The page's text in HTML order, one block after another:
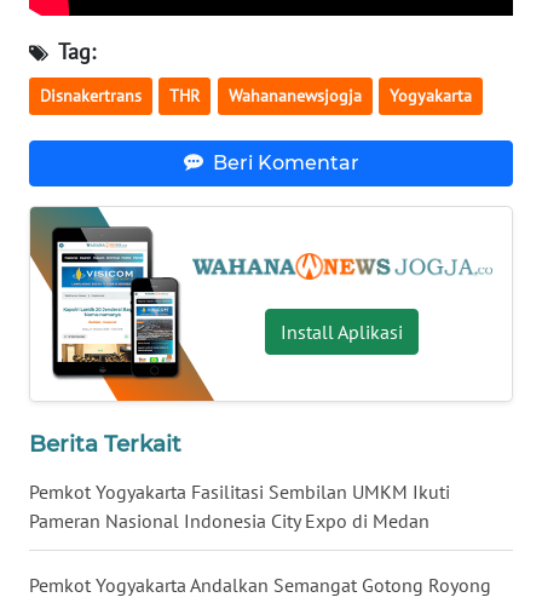
Tag:
Disnakertrans THR Wahananewsjogja Yogyakarta
Beri Komentar
Install Aplikasi
Berita Terkait
Pemkot Yogyakarta Fasilitasi Sembilan UMKM Ikuti
Pameran Nasional Indonesia City Expo di Medan
Pemkot Yogyakarta Andalkan Semangat Gotong Royong
JATENG
WN
NUSANTARA
WN
JOGJA
WN
JATIM
WN
KALBAR
KALTENG